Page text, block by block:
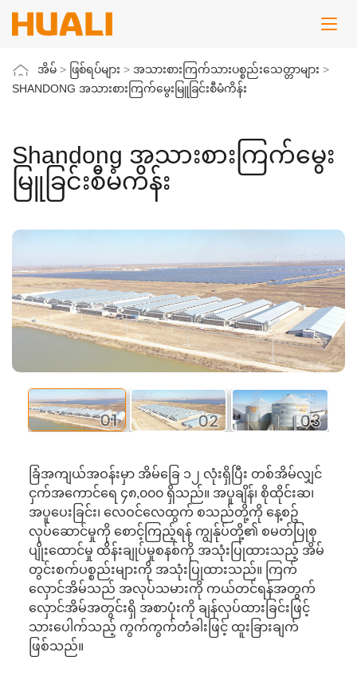
အိမ် > ဖြစ်ရပ်များ > အသားစားကြက်သားပစ္စည်းသေတ္တာများ >
SHANDONG အသားစားကြက်မွေးမြူခြင်းစီမံကိန်း
Shandong အသားစားကြက်မွေး
မြူခြင်းစီမံကိန်း
01 02 03
ခြံအကျယ်အဝန်းမှာ အိမ်ခြေ ၁၂ လုံးရှိပြီး တစ်အိမ်လျှင်
ငှက်အကောင်ရေ ၄၈,၀၀၀ ရှိသည်။ အပူချိန်၊ စိုထိုင်းဆ၊
အပူပေးခြင်း၊ လေဝင်လေထွက် စသည်တို့ကို နေ့စဥ်
လုပ်ဆောင်မှုကို စောင့်ကြည့်ရန် ကျွန်ုပ်တို့၏ စမတ်ပြုစု
ပျိုးထောင်မှု ထိန်းချုပ်မှုစနစ်ကို အသုံးပြုထားသည့် အိမ်
တွင်းစက်ပစ္စည်းများကို အသုံးပြုထားသည်။ ကြက်
လှောင်အိမ်သည် အလုပ်သမားကို ကယ်တင်ရန်အတွက်
လှောင်အိမ်အတွင်းရှိ အစာပုံးကို ချန်လှပ်ထားခြင်းဖြင့်
သားပေါက်သည့် ကွက်ကွက်တံခါးဖြင့် ထူးခြားချက်
ဖြစ်သည်။